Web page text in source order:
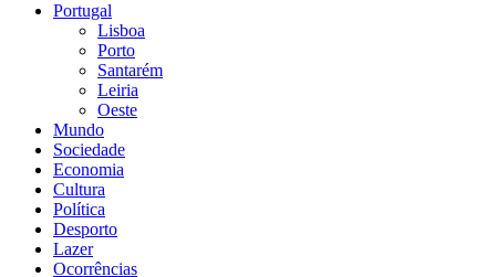
Portugal
Lisboa
Porto
Santarém
Leiria
Oeste
Mundo
Sociedade
Economia
Cultura
Política
Desporto
Lazer
Ocorrências